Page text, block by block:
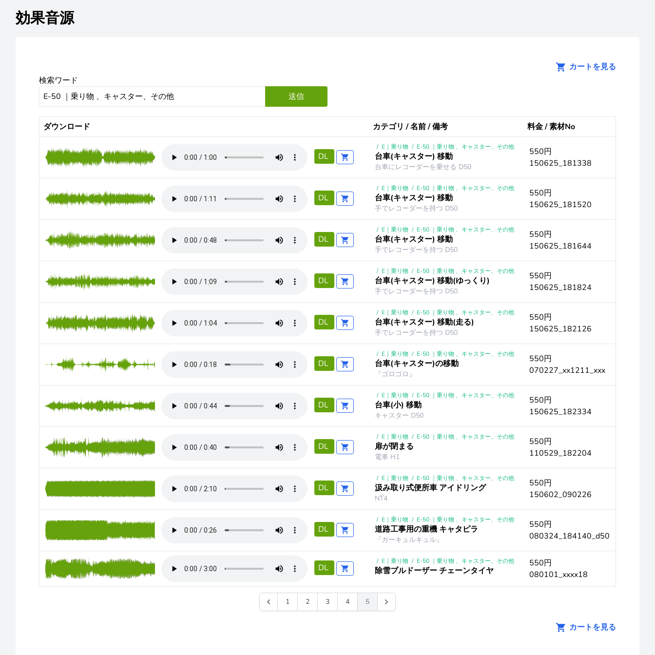
効果音源
カートを見る
検索ワード
送信
ダウンロード カテゴリ / 名前 / 備考 料金 / 素材No
DL
/ E｜乗り物 / E-50 ｜乗り物 、キャスター、その他
台車(キャスター) 移動
台車にレコーダーを乗せる D50
550円
150625_181338
DL
/ E｜乗り物 / E-50 ｜乗り物 、キャスター、その他
台車(キャスター) 移動
手でレコーダーを持つ D50
550円
150625_181520
DL
/ E｜乗り物 / E-50 ｜乗り物 、キャスター、その他
台車(キャスター) 移動
手でレコーダーを持つ D50
550円
150625_181644
DL
/ E｜乗り物 / E-50 ｜乗り物 、キャスター、その他
台車(キャスター) 移動(ゆっくり)
手でレコーダーを持つ D50
550円
150625_181824
DL
/ E｜乗り物 / E-50 ｜乗り物 、キャスター、その他
台車(キャスター) 移動(走る)
手でレコーダーを持つ D50
550円
150625_182126
DL
/ E｜乗り物 / E-50 ｜乗り物 、キャスター、その他
台車(キャスター)の移動
『ゴロゴロ』
550円
070227_xx1211_xxx
DL
/ E｜乗り物 / E-50 ｜乗り物 、キャスター、その他
台車(小) 移動
キャスター D50
550円
150625_182334
DL
/ E｜乗り物 / E-50 ｜乗り物 、キャスター、その他
扉が閉まる
電車 H1
550円
110529_182204
DL
/ E｜乗り物 / E-50 ｜乗り物 、キャスター、その他
汲み取り式便所車 アイドリング
NT4
550円
150602_090226
DL
/ E｜乗り物 / E-50 ｜乗り物 、キャスター、その他
道路工事用の重機 キャタピラ
『ガーキュルキュル』
550円
080324_184140_d50
DL
/ E｜乗り物 / E-50 ｜乗り物 、キャスター、その他
除雪ブルドーザー チェーンタイヤ
550円
080101_xxxx18
1 2 3 4 5
カートを見る